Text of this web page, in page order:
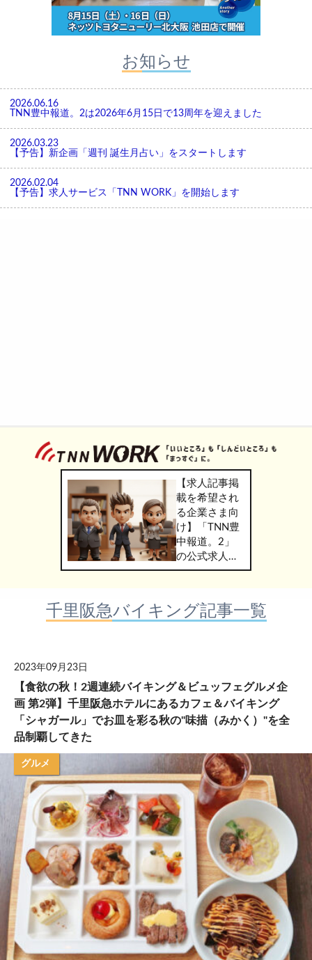
お知らせ
2026.06.16
TNN豊中報道。2は2026年6月15日で13周年を迎えました
2026.03.23
【予告】新企画「週刊 誕生月占い」をスタートします
2026.02.04
【予告】求人サービス「TNN WORK」を開始します
【求人記事掲
載を希望され
る企業さま向
け】「TNN豊
中報道。2」
の公式求人情
報サービス
WORK」のご
掲載につきま
千里阪急バイキング記事一覧
2023年09月23日
【食欲の秋！2週連続バイキング＆ビュッフェグルメ企
画 第2弾】千里阪急ホテルにあるカフェ＆バイキング
「シャガール」でお皿を彩る秋の"味描（みかく）"を全
品制覇してきた
グルメ